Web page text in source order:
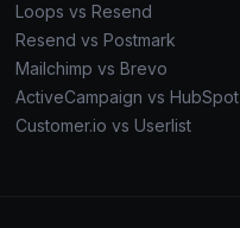
Loops vs Resend
Resend vs Postmark
Mailchimp vs Brevo
ActiveCampaign vs HubSpot
Customer.io vs Userlist